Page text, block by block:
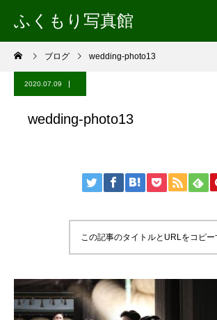
ふくもり写真館
ブログ wedding-photo13
2020.07.09
wedding-photo13
この記事のタイトルとURLをコピー